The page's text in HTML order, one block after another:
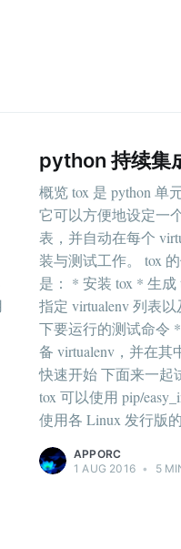
python 持续集
概览 tox 是 python 单
它可以方便地设定一
表，并自动在每个
装与测试工作。 tox
是： * 安装 tox * 生
指定 virtualenv 列表
下要运行的测试命令
备 virtualenv，并在
快速开始 下面来一起
tox 可以使用 pip/
使用各 Linux 发行版
APPORC
1 AUG 2016 • 5